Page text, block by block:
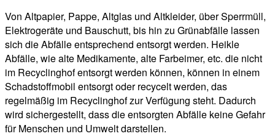
Von Altpapier, Pappe, Altglas und Altkleider, über Sperrmüll,
Elektrogeräte und Bauschutt, bis hin zu Grünabfälle lassen
sich die Abfälle entsprechend entsorgt werden. Heikle
Abfälle, wie alte Medikamente, alte Farbeimer, etc. die nicht
im Recyclinghof entsorgt werden können, können in einem
Schadstoffmobil entsorgt oder recycelt werden, das
regelmäßig im Recyclinghof zur Verfügung steht. Dadurch
wird sichergestellt, dass die entsorgten Abfälle keine Gefahr
für Menschen und Umwelt darstellen.